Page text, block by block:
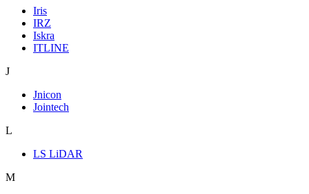
Iris
IRZ
Iskra
ITLINE
J
Jnicon
Jointech
L
LS LiDAR
M